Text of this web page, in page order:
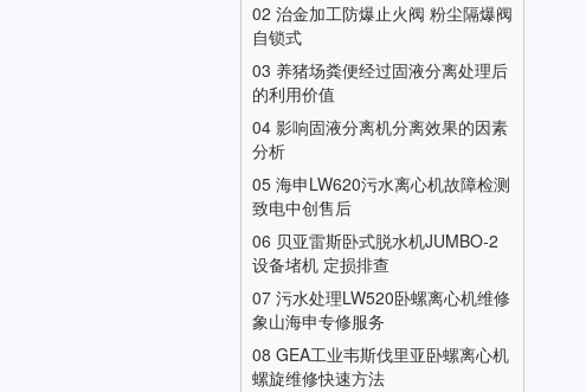
02 治金加工防爆止火阀 粉尘隔爆阀
自锁式
03 养猪场粪便经过固液分离处理后
的利用价值
04 影响固液分离机分离效果的因素
分析
05 海申LW620污水离心机故障检测
致电中创售后
06 贝亚雷斯卧式脱水机JUMBO-2
设备堵机 定损排查
07 污水处理LW520卧螺离心机维修
象山海申专修服务
08 GEA工业韦斯伐里亚卧螺离心机
螺旋维修快速方法